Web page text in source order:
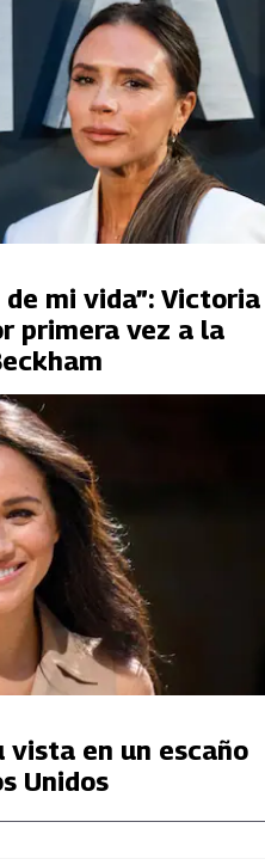
mi vida”: Victoria
primera vez a la
vista en un escaño
Unidos